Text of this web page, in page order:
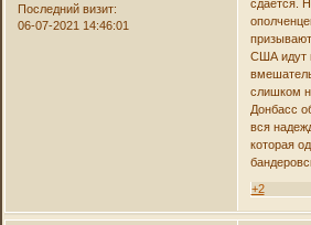
Последний визит:
06-07-2021 14:46:01
сдается.
США идут
слишком
Донбасс
вся
которая
+2